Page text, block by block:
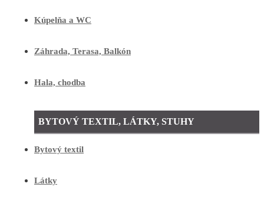
Kúpelňa a WC
Záhrada, Terasa, Balkón
Hala, chodba
BYTOVÝ TEXTIL, LÁTKY, STUHY
Bytový textil
Látky